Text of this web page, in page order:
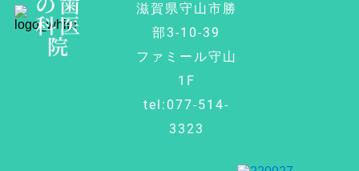
科医
院
滋賀県守山市勝
部3-10-39
ファミール守山
1F
tel:077-514-
3323